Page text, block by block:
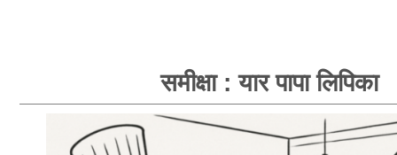
समीक्षा : यार पापा लिपिका